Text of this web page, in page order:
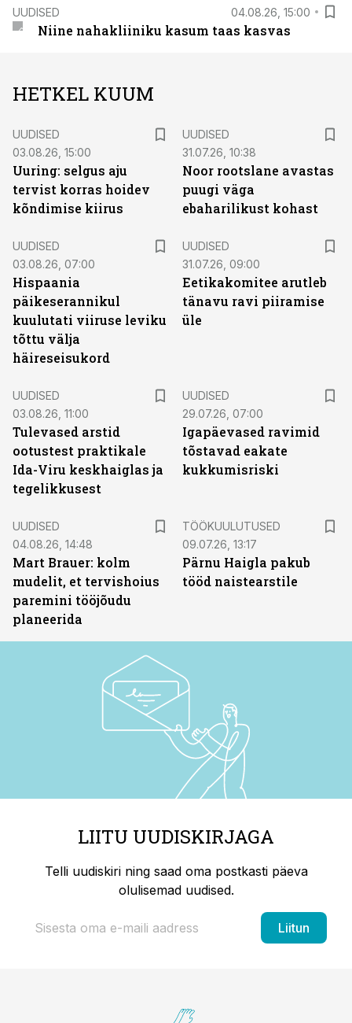
UUDISED 04.08.26, 15:00
Niine nahakliiniku kasum taas kasvas
HETKEL KUUM
UUDISED
03.08.26, 15:00
Uuring: selgus aju
tervist korras hoidev
kõndimise kiirus
UUDISED
31.07.26, 10:38
Noor rootslane avastas
puugi väga
ebaharilikust kohast
UUDISED
03.08.26, 07:00
Hispaania
päikeserannikul
kuulutati viiruse leviku
tõttu välja
häireseisukord
UUDISED
31.07.26, 09:00
Eetikakomitee arutleb
tänavu ravi piiramise
üle
UUDISED
03.08.26, 11:00
Tulevased arstid
ootustest praktikale
Ida-Viru keskhaiglas ja
tegelikkusest
UUDISED
29.07.26, 07:00
Igapäevased ravimid
tõstavad eakate
kukkumisriski
UUDISED
04.08.26, 14:48
Mart Brauer: kolm
mudelit, et tervishoius
paremini tööjõudu
planeerida
TÖÖKUULUTUSED
09.07.26, 13:17
Pärnu Haigla pakub
tööd naistearstile
LIITU UUDISKIRJAGA
Telli uudiskiri ning saad oma postkasti päeva
olulisemad uudised.
Liitun